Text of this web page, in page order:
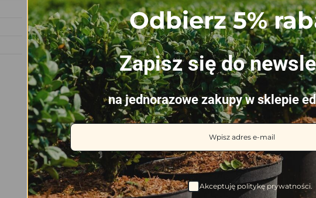
Może spodoba się również…
Podkładka do szpilek 45mm- fi
otworu wew 9mm- krzyża 19mm –
50szt
9.23zł
Szpilka do agrotkanin i
agrowłóknin 15cm – 50szt
13.53zł
Odbierz 5%
Zapisz się do
na jednorazowe zakupy w sklepie
Akceptuję politykę prywatności.